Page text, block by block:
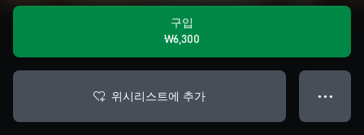
구입
₩6,300
위시리스트에 추가 ● ● ●